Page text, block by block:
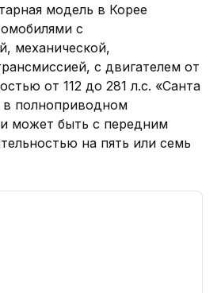
модель в Корее
с
механической,
с двигателем от
от 112 до 281 л.с. «Санта
в полноприводном
может быть с передним
на пять или семь